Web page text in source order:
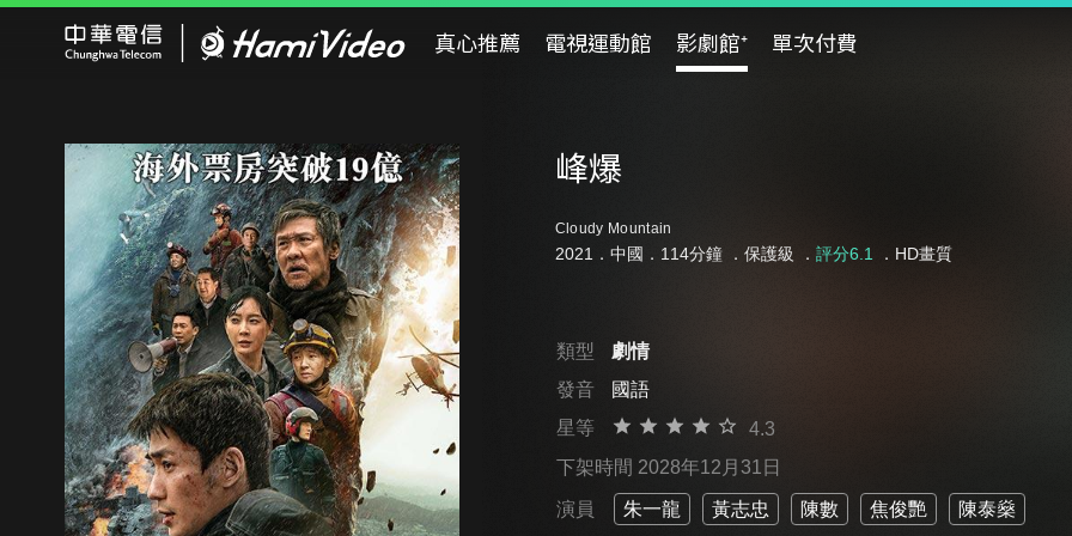
真心推薦 電視運動館 影劇館⁺ 單次付費
峰爆
Cloudy Mountain
2021．中國．114分鐘 ． 保護級 ． 評分6.1 ．HD畫質
類型
劇情
發音
國語
星等
4.3
下架時間 2028年12月31日
演員 朱一龍 黃志忠 陳數 焦俊艷 陳泰燊